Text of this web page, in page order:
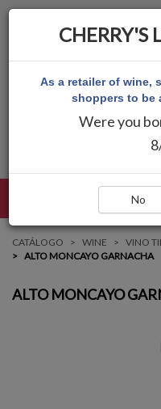
CATÁLOGO WINE VINO
ALTO MONCAYO GARNACHA
ALTO MONCAYO
CHERRY'S
As a retailer of wine,
shoppers to be
Were you
No